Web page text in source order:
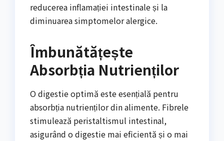
reducerea inflamației intestinale și la
diminuarea simptomelor alergice.
Îmbunătățește
Absorbția Nutrienților
O digestie optimă este esențială pentru
absorbția nutrienților din alimente. Fibrele
stimulează peristaltismul intestinal,
asigurând o digestie mai eficientă și o mai